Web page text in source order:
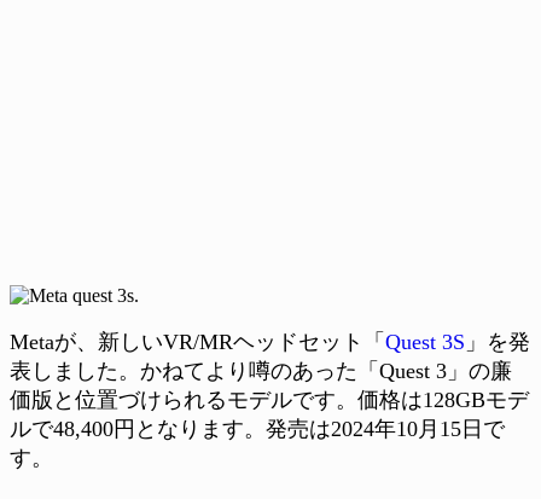
Metaが、新しいVR/MRヘッドセット「 Quest 3S 」を発
表しました。かねてより噂のあった「Quest 3」の廉
価版と位置づけられるモデルです。価格は128GBモデ
ルで48,400円となります。発売は2024年10月15日で
す。